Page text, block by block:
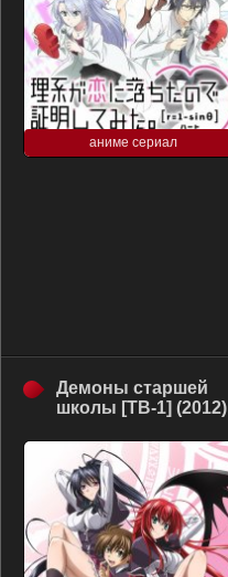
аниме сериал
Демоны старшей
школы [ТВ-1] (2012)